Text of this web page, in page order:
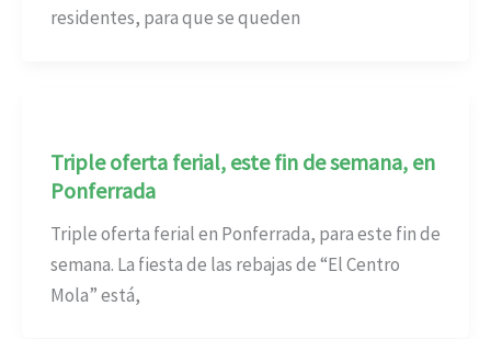
residentes, para que se queden
Triple oferta ferial, este fin de semana, en
Ponferrada
Triple oferta ferial en Ponferrada, para este fin de
semana. La fiesta de las rebajas de “El Centro
Mola” está,